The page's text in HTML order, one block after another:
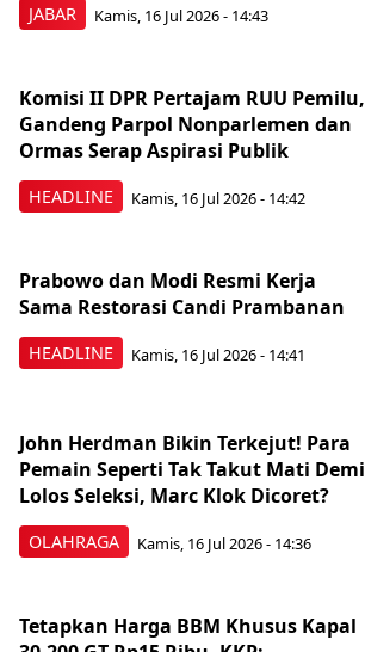
JABAR Kamis, 16 Jul 2026 - 14:43
HEADLINE
Komisi II DPR Pertajam RUU Pemilu,
Gandeng Parpol Nonparlemen dan
Ormas Serap Aspirasi Publik
Kamis, 16 Jul 2026 - 14:42
HEADLINE
Prabowo dan Modi Resmi Kerja
Sama Restorasi Candi Prambanan
Kamis, 16 Jul 2026 - 14:41
OLAHRAGA
John Herdman Bikin Terkejut! Para
Pemain Seperti Tak Takut Mati Demi
Lolos Seleksi, Marc Klok Dicoret?
Kamis, 16 Jul 2026 - 14:36
Tetapkan Harga BBM Khusus Kapal